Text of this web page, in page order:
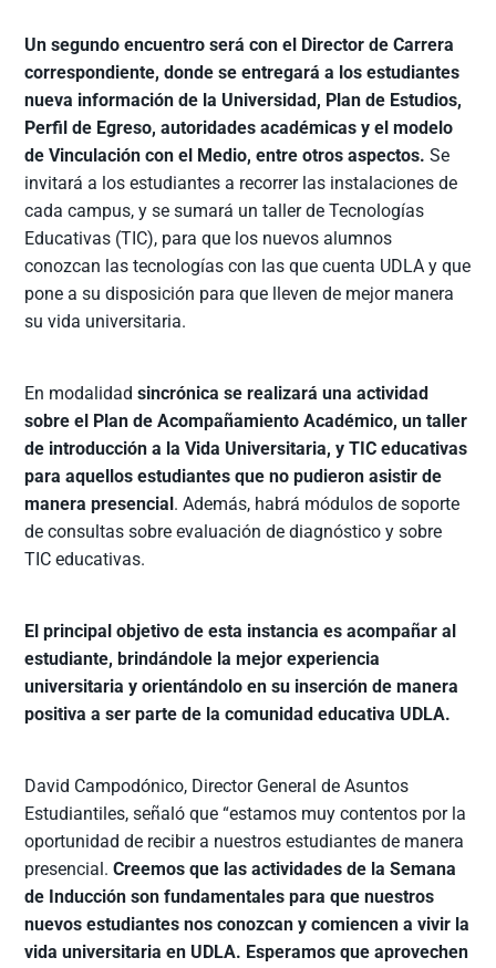
Un segundo encuentro será con el Director de Carrera
correspondiente, donde se entregará a los estudiantes
nueva información de la Universidad, Plan de Estudios,
Perfil de Egreso, autoridades académicas y el modelo
de Vinculación con el Medio, entre otros aspectos. Se
invitará a los estudiantes a recorrer las instalaciones de
cada campus, y se sumará un taller de Tecnologías
Educativas (TIC), para que los nuevos alumnos
conozcan las tecnologías con las que cuenta UDLA y que
pone a su disposición para que lleven de mejor manera
su vida universitaria.
En modalidadsincrónica se realizará una actividad
sobre el Plan de Acompañamiento Académico, un taller
de introducción a la Vida Universitaria, y TIC educativas
para aquellos estudiantes que no pudieron asistir de
manera presencial . Además, habrá módulos de soporte
de consultas sobre evaluación de diagnóstico y sobre
TIC educativas.
El principal objetivo de esta instancia es acompañar al
estudiante, brindándole la mejor experiencia
universitaria y orientándolo en su inserción de manera
positiva a ser parte de la comunidad educativa UDLA.
David Campodónico, Director General de Asuntos
Estudiantiles, señaló que “estamos muy contentos por la
oportunidad de recibir a nuestros estudiantes de manera
presencial.Creemos que las actividades de la Semana
de Inducción son fundamentales para que nuestros
nuevos estudiantes nos conozcan y comiencen a vivir la
vida universitaria en UDLA. Esperamos que aprovechen